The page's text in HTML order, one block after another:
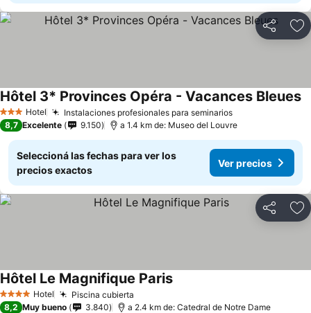
Compartir
3 Estrellas
Hotel Instalaciones profesionales para seminariosVer precios
Hôtel 3* Provinces Opéra - Vacances Bleues
8,7 Excelente 9.150 a 1.4 km de: Museo del Louvre
Seleccioná las fechas para ver los
precios exactos
Ver precios
Compartir
4 EstrellasHotel Piscina cubierta
Hôtel Le Magnifique ParisVer precios
8,2 Muy bueno 3.840 a 2.4 km de: Catedral de Notre Dame